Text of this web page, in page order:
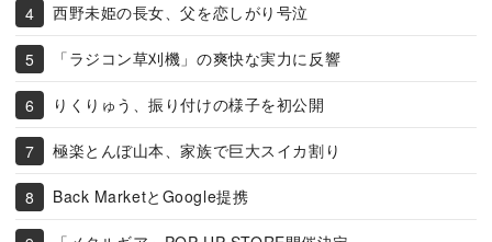
西野未姫の長女、父を恋しがり号泣
「ラジコン草刈機」の爽快な実力に反響
りくりゅう、振り付けの様子を初公開
極楽とんぼ山本、家族で巨大スイカ割り
Back MarketとGoogle提携